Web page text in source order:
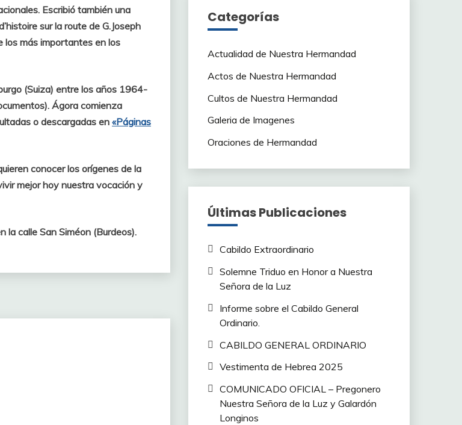
Escribió también una
sur la route de G.Joseph
los más importantes en los
(Suiza) entre los años 1964-
Ágora comienza
o descargadas en «Páginas
conocer los orígenes de la
mejor hoy nuestra vocación y
la calle San Siméon (Burdeos).
Categorías
Actualidad de Nuestra Hermandad
Actos de Nuestra Hermandad
Cultos de Nuestra Hermandad
Galeria de Imagenes
Oraciones de Hermandad
Últimas Publicaciones
Cabildo Extraordinario
Solemne Triduo en Honor a Nuestra
Señora de la Luz
Informe sobre el Cabildo General
Ordinario.
CABILDO GENERAL ORDINARIO
Vestimenta de Hebrea 2025
COMUNICADO OFICIAL – Pregonero
Nuestra Señora de la Luz y Galardón
Longinos